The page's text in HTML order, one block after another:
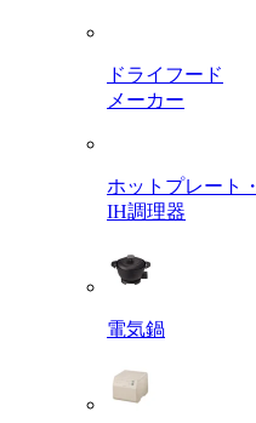
ドライフード
メーカー
ホットプレート・
IH調理器
電気鍋